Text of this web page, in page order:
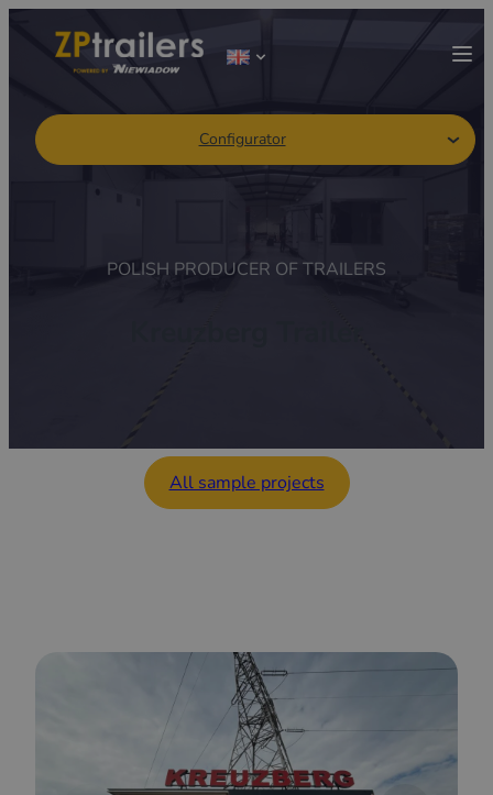
Configurator
POLISH PRODUCER OF TRAILERS
All sample projects